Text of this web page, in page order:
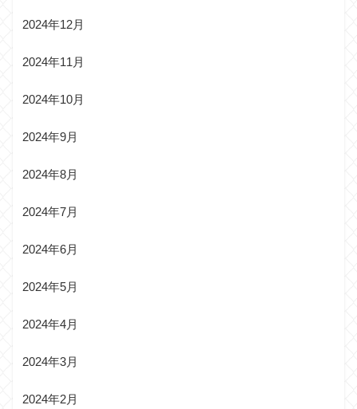
2024年12月
2024年11月
2024年10月
2024年9月
2024年8月
2024年7月
2024年6月
2024年5月
2024年4月
2024年3月
2024年2月